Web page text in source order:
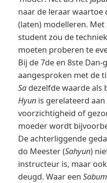
naar de leraar waartoe
(laten) modelleren.
student zou de
moeten proberen te
Bij de 7de en 8ste
aangesproken met de
Sadezelfde waarde als
Hyunis gerelateerd aan
voorzichtigheid of
moeder wordt
De achterliggende
do Meester (Sahyun)
instructeur is, maar
deugd. Waar een Sabum